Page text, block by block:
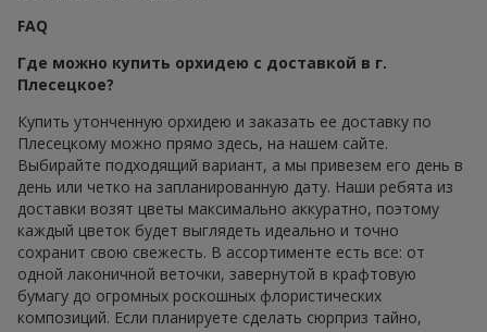
FAQ
Где можно купить орхидею с доставкой в г.
Плесецкое?
Купить утонченную орхидею и заказать ее доставку по
Плесецкому можно прямо здесь, на нашем сайте.
Выбирайте подходящий вариант, а мы привезем его день в
день или четко на запланированную дату. Наши ребята из
доставки возят цветы максимально аккуратно, поэтому
каждый цветок будет выглядеть идеально и точно
сохранит свою свежесть. В ассортименте есть все: от
одной лаконичной веточки, завернутой в крафтовую
бумагу до огромных роскошных флористических
композиций. Если планируете сделать сюрприз тайно,